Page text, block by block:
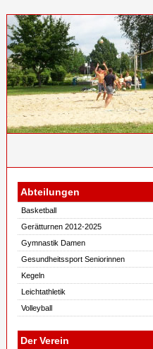
Abteilungen
Basketball
Gerätturnen 2012-2025
Gymnastik Damen
Gesundheitssport Seniorinnen
Kegeln
Leichtathletik
Volleyball
Der Verein